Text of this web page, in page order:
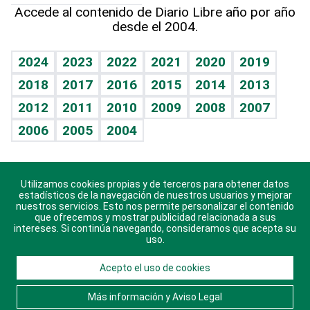
Vida y familia
Eñe
Celebrando la vida
Sin complejos
En pocas palabras
Escuchando al corazón
Economía Personal
TBT Deportivo
Hecho en casa
Guía del dinero
Cumpleaños
Horóscopos
Crucigramas
Accede al contenido de Diario Libre año por año
desde el 2004.
2024 2023 2022 2021 2020
2019
2018
2017 2016 2015 2014
2013
2012
2011 2010 2009 2008
2007
2006
2005 2004
Descarga nuestras aplicaciones para Android, iOS y
sistema Huawei.
© 2021 Diario Libre, todos los derechos reservados.
Consulta elAviso Legal. Ponte en Contacto
Utilizamos cookies propias y de terceros para obtener datos
estadísticos de la navegación de nuestros usuarios y mejorar
nuestros servicios. Esto nos permite personalizar el contenido
que ofrecemos y mostrar publicidad relacionada a sus
intereses. Si continúa navegando, consideramos que acepta su
uso.
Acepto el uso de cookies
Más información y Aviso Legal